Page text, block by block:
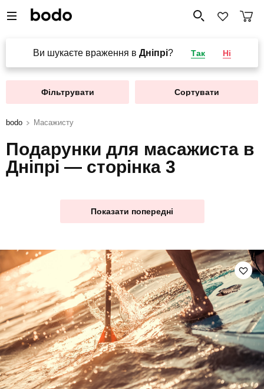
Ви шукаєте враження в Дніпрі? Так Ні
Фільтрувати Сортувати
bodo Масажисту
Подарунки для масажиста в
Дніпрі — сторінка 3
Показати попередні